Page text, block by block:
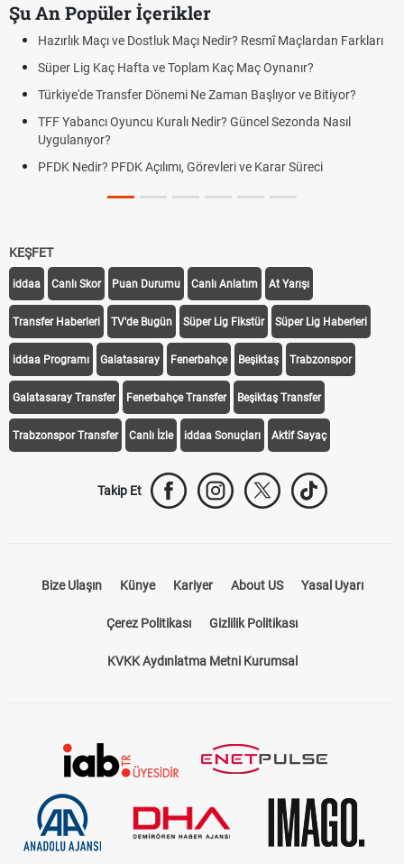
Şu An Popüler İçerikler
Maçı ve Dostluk Maçı Nedir? Resmî Maçlardan Farkları
Lig Kaç Hafta ve Toplam Kaç Maç Oynanır?
Transfer Dönemi Ne Zaman Başlıyor ve Bitiyor?
Yabancı Oyuncu Kuralı Nedir? Güncel Sezonda Nasıl
Nedir? PFDK Açılımı, Görevleri ve Karar Süreci
KEŞFET
iddaa Canlı Skor Puan Durumu Canlı Anlatım At Yarışı
Transfer Haberleri TV'de Bugün Süper Lig Fikstür Süper Lig Haberleri
iddaa Programı Galatasaray Fenerbahçe Beşiktaş Trabzonspor
Galatasaray Transfer Fenerbahçe Transfer Beşiktaş Transfer
Trabzonspor Transfer Canlı İzle iddaa Sonuçları Aktif Sayaç